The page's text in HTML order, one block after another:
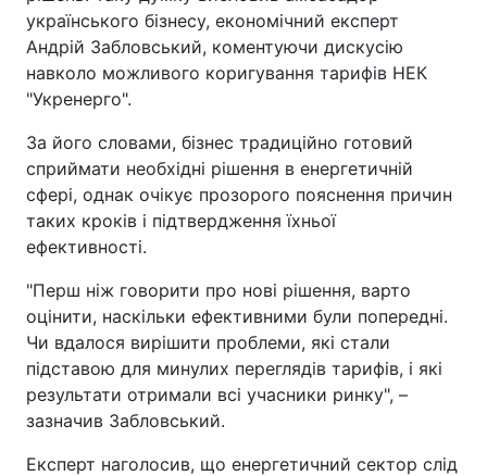
українського бізнесу, економічний експерт
Андрій Забловський, коментуючи дискусію
навколо можливого коригування тарифів НЕК
"Укренерго".
За його словами, бізнес традиційно готовий
сприймати необхідні рішення в енергетичній
сфері, однак очікує прозорого пояснення причин
таких кроків і підтвердження їхньої
ефективності.
"Перш ніж говорити про нові рішення, варто
оцінити, наскільки ефективними були попередні.
Чи вдалося вирішити проблеми, які стали
підставою для минулих переглядів тарифів, і які
результати отримали всі учасники ринку", –
зазначив Забловський.
Експерт наголосив, що енергетичний сектор слід